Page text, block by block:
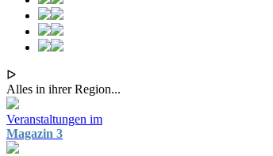
ᐅ
Alles in ihrer Region...
Veranstaltungen im
Magazin 3